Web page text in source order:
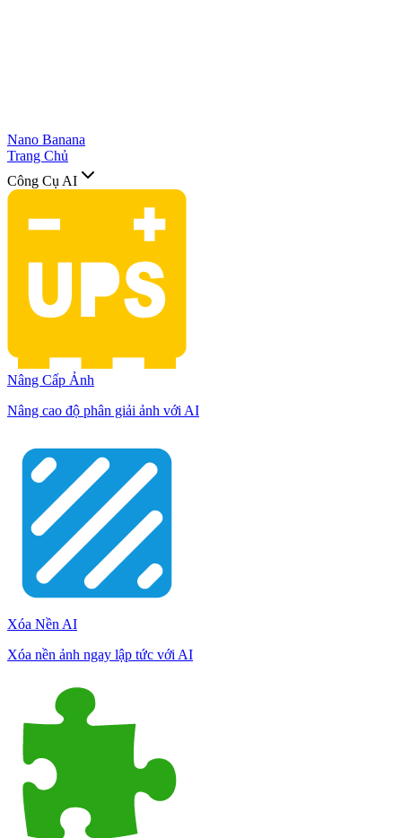
Nano Banana
Trang Chủ
Công Cụ AI
Nâng Cấp Ảnh
Nâng cao độ phân giải ảnh với AI
Xóa Nền AI
Xóa nền ảnh ngay lập tức với AI